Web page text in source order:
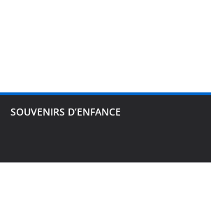
SOUVENIRS D’ENFANCE